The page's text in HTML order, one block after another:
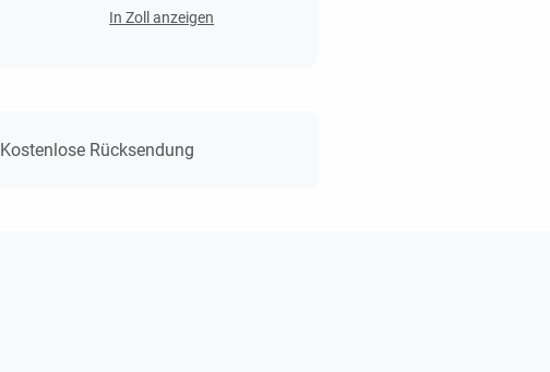
In Zoll anzeigen
Kostenlose Rücksendung